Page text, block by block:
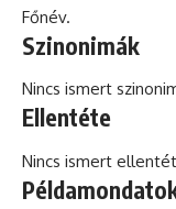
Főnév.
Szinonimák
Nincs ismert
Ellentéte
Nincs ismert